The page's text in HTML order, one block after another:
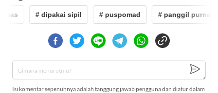
# dipakai sipil # puspomad # panggil
Isi komentar sepenuhnya adalah tanggung jawab pengguna dan diatur dalam